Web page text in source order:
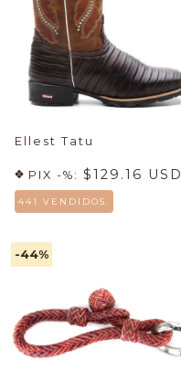
Ellest Tatu
PIX -%: $129.16 USD
441 VENDIDOS.
-44%